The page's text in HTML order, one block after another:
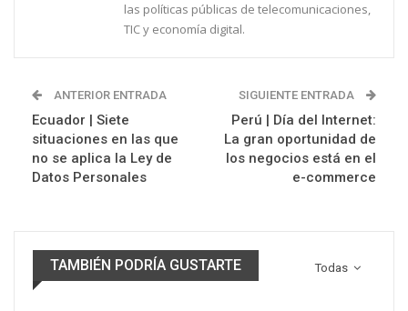
las políticas públicas de telecomunicaciones,
TIC y economía digital.
ANTERIOR ENTRADA
Ecuador | Siete
situaciones en las que
no se aplica la Ley de
Datos Personales
SIGUIENTE ENTRADA
Perú | Día del Internet:
La gran oportunidad de
los negocios está en el
e-commerce
Todas
TAMBIÉN PODRÍA GUSTARTE